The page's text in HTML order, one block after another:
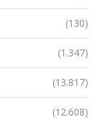
(130)
(1.347)
(13.817)
(12.608)